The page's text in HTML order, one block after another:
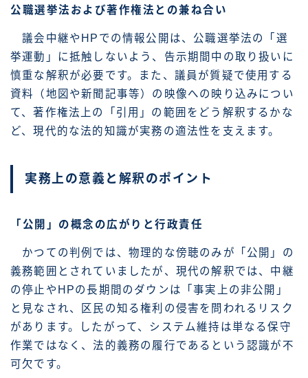
公職選挙法および著作権法との兼ね合い
議会中継やHPでの情報公開は、公職選挙法の「選
挙運動」に抵触しないよう、告示期間中の取り扱いに
慎重な解釈が必要です。また、議員が質疑で使用する
資料（地図や新聞記事等）の映像への映り込みについ
て、著作権法上の「引用」の範囲をどう解釈するかな
ど、現代的な法的知識が実務の適法性を支えます。
実務上の意義と解釈のポイント
「公開」の概念の広がりと行政責任
かつての判例では、物理的な傍聴のみが「公開」の
義務範囲とされていましたが、現代の解釈では、中継
の停止やHPの長期間のダウンは「事実上の非公開」
と見なされ、区民の知る権利の侵害を問われるリスク
があります。したがって、システム維持は単なる保守
作業ではなく、法的義務の履行であるという認識が不
可欠です。